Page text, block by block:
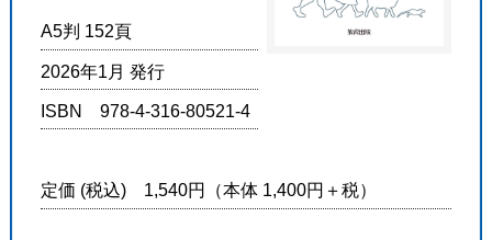
A5判 152頁
2026年1月 発行
ISBN 978-4-316-80521-4
定価 (税込) 1,540円（本体 1,400円＋税）